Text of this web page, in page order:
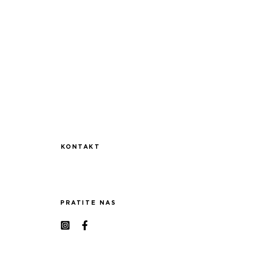
KONTAKT
PRATITE NAS